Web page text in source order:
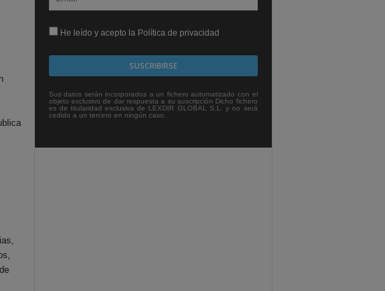
He leído y acepto la Política de privacidad
Sus datos serán incorporados a un fichero automatizado con el
objeto exclusivo de dar respuesta a su suscripción Dicho fichero
es de titularidad exclusiva de LEXDIR GLOBAL S.L. y no será
cedido a un tercero en ningún caso.